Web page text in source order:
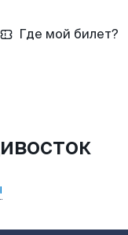
Где мой билет?